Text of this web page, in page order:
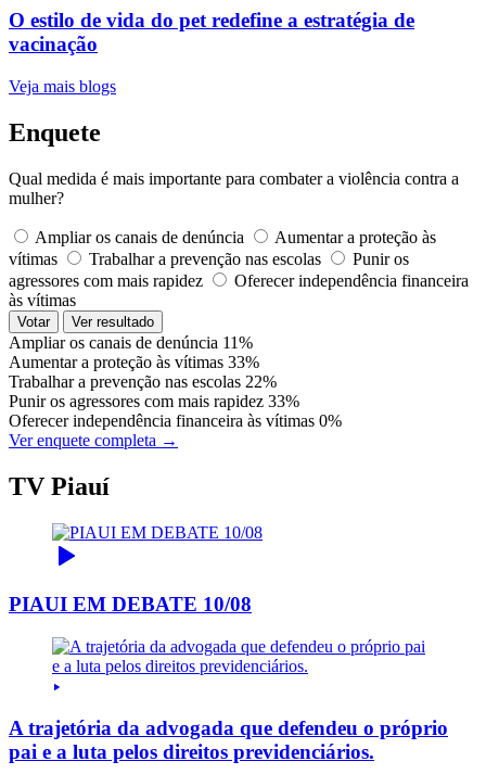
O estilo de vida do pet redefine a estratégia de
vacinação
Veja mais blogs
Enquete
Qual medida é mais importante para combater a violência contra a
mulher?
Ampliar os canais de denúncia
Aumentar a proteção às
vítimas
Trabalhar a prevenção nas escolas
Punir os
agressores com mais rapidez
Oferecer independência financeira
às vítimas
Votar Ver resultado
Ampliar os canais de denúncia 11%
Aumentar a proteção às vítimas 33%
Trabalhar a prevenção nas escolas 22%
Punir os agressores com mais rapidez 33%
Oferecer independência financeira às vítimas 0%
Ver enquete completa →
TV Piauí
PIAUI EM DEBATE 10/08
A trajetória da advogada que defendeu o próprio
pai e a luta pelos direitos previdenciários.